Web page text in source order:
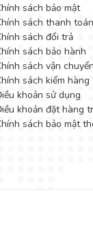
sang trọng tạo
sách bảo mật
sách thanh toán
sách đổi trả
sách bảo hành
sách vận chuyển
sách kiểm hàng
khoản sử dụng
khoản đặt hàng
sách bảo mật